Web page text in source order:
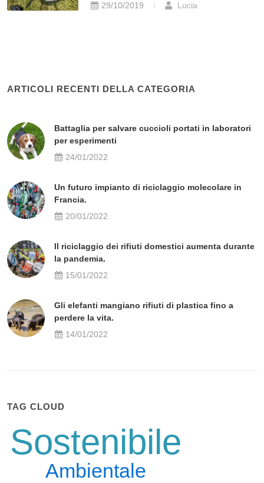
29/10/2019 Lucia
ARTICOLI RECENTI DELLA CATEGORIA
Battaglia per salvare cuccioli portati in laboratori
per esperimenti
24/01/2022
Un futuro impianto di riciclaggio molecolare in
Francia.
20/01/2022
Il riciclaggio dei rifiuti domestici aumenta durante
la pandemia.
15/01/2022
Gli elefanti mangiano rifiuti di plastica fino a
perdere la vita.
14/01/2022
TAG CLOUD
Sostenibile
Ambientale